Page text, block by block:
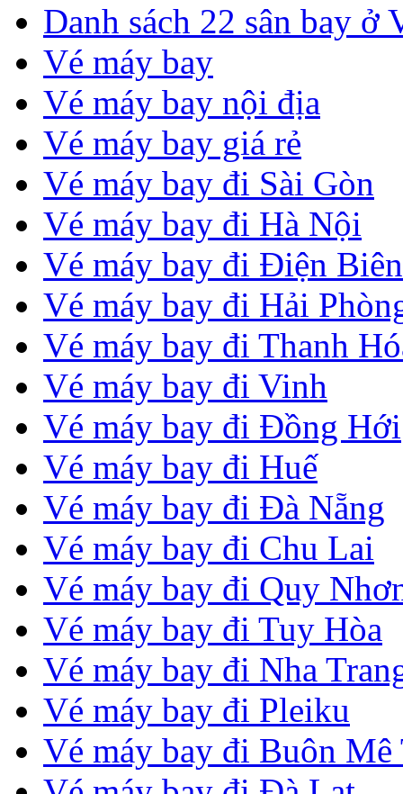
Danh sách 22 sân bay ở
Vé máy bay
Vé máy bay nội địa
Vé máy bay giá rẻ
Vé máy bay đi Sài Gòn
Vé máy bay đi Hà Nội
Vé máy bay đi Điện Biên
Vé máy bay đi Hải
Vé máy bay đi Thanh
Vé máy bay đi Vinh
Vé máy bay đi Đồng Hới
Vé máy bay đi Huế
Vé máy bay đi Đà Nẵng
Vé máy bay đi Chu Lai
Vé máy bay đi Quy
Vé máy bay đi Tuy Hòa
Vé máy bay đi Nha
Vé máy bay đi Pleiku
Vé máy bay đi Buôn Mê